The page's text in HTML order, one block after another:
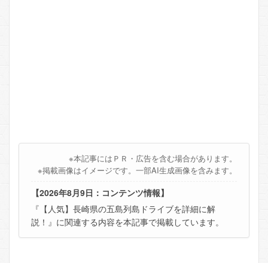
※本記事にはＰＲ・広告を含む場合があります。
※掲載画像はイメージです。一部AI生成画像を含みます。
【2026年8月9日：コンテンツ情報】
『【人気】長崎県の五島列島ドライブを詳細に解
説！』に関連する内容を本記事で掲載しています。